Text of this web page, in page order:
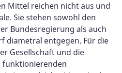
Mittel reichen nicht aus und
Sie stehen sowohl den
Bundesregierung als auch
diametral entgegen. Für die
Gesellschaft und die
funktionierenden